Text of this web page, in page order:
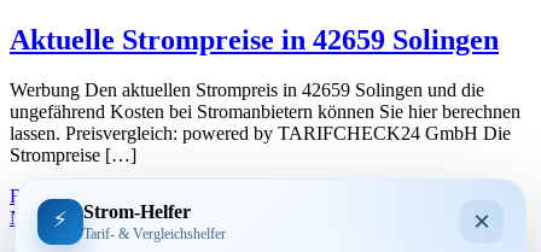
Aktuelle Strompreise in 42659 Solingen
Werbung Den aktuellen Strompreis in 42659 Solingen und die
ungefährend Kosten bei Stromanbietern können Sie hier berechnen
lassen. Preisvergleich: powered by TARIFCHECK24 GmbH Die
Strompreise […]
Read More
Nordrhein-Westfalen
⚡ Strom-Helfer
Tarif- & Vergleichshelfer ×